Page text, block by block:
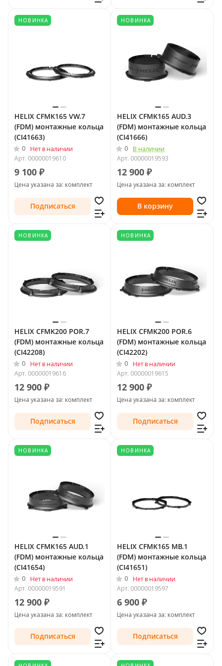
НОВИНКА
HELIX CFMK165 VW.7
(FDM) монтажные кольца
(CI41663)
0
Нет в наличии
Арт. 00000019610
9 100 ₽
Цена указана за: комплект
Подписаться
НОВИНКА
HELIX CFMK165 AUD.3
(FDM) монтажные кольца
(CI41666)
0
В наличии
Арт. 00000019593
12 900 ₽
Цена указана за: комплект
В корзину
НОВИНКА
HELIX CFMK200 POR.7
(FDM) монтажные кольца
(CI42208)
0
Нет в наличии
Арт. 00000019616
12 900 ₽
Цена указана за: комплект
Подписаться
НОВИНКА
HELIX CFMK200 POR.6
(FDM) монтажные кольца
(CI42202)
0
Нет в наличии
Арт. 00000019615
12 900 ₽
Цена указана за: комплект
Подписаться
НОВИНКА
HELIX CFMK165 AUD.1
(FDM) монтажные кольца
(CI41654)
0
Нет в наличии
Арт. 00000019591
12 900 ₽
Цена указана за: комплект
Подписаться
НОВИНКА
HELIX CFMK165 MB.1
(FDM) монтажные кольца
(CI41651)
0
Нет в наличии
Арт. 00000019597
6 900 ₽
Цена указана за: комплект
Подписаться